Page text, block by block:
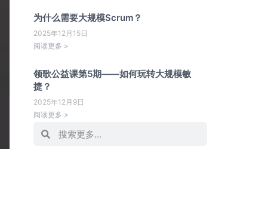
为什么需要大规模Scrum？
2025年12月15日
阅读更多 >
领歌公益课第5期——如何玩转大规模敏
捷？
2025年12月9日
阅读更多 >